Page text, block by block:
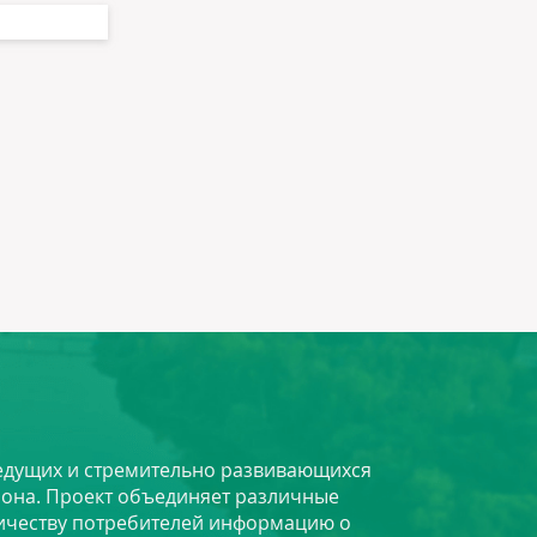
и стремительно развивающихся
Проект объединяет различные
потребителей информацию о